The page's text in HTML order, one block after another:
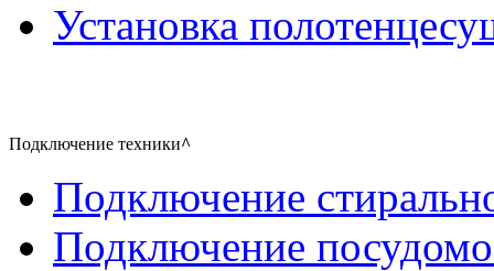
Установка
Подключение техники^
Подключение
Подключение